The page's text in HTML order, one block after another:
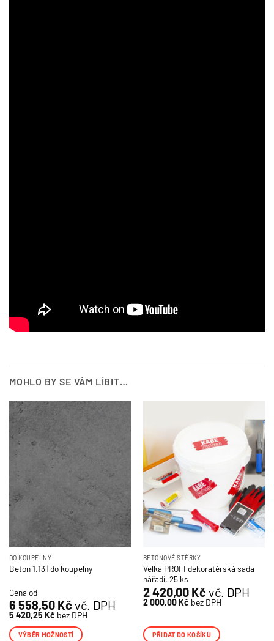
MOHLO BY SE VÁM LÍBIT…
DO KOUPELNY
Beton 1.13 | do koupelny
Cena od
6 558,50 Kč vč. DPH
5 420,25 Kč bez DPH
VÝBĚR MOŽNOSTÍ
BETONOVÉ STĚRKY
Velká PROFI dekoratérská sada
nářadí, 25 ks
2 420,00 Kč vč. DPH
2 000,00Kč bez DPH
PŘIDAT DO KOŠÍKU